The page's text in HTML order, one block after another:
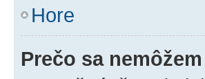
Hore
Prečo sa